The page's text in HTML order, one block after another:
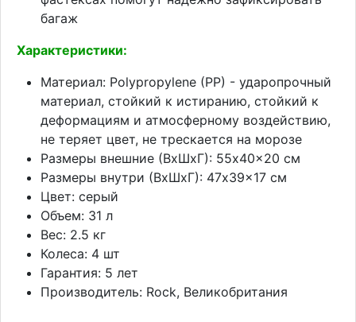
багаж
Характеристики:
Материал: Polypropylene (PP) - ударопрочный
материал, стойкий к истиранию, стойкий к
деформациям и атмосферному воздействию,
не теряет цвет, не трескается на морозе
Размеры внешние (ВхШхГ): 55x40x20 см
Размеры внутри (ВхШхГ): 47x39x17 см
Цвет: серый
Объем: 31 л
Вес: 2.5 кг
Колеса: 4 шт
Гарантия: 5 лет
Производитель: Rock, Великобритания